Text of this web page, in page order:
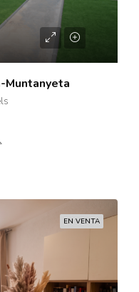
Muntanyeta
EN VENTA